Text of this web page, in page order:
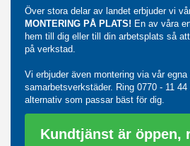
Över stora delar av landet erbjuder vi
MONTERING PÅ PLATS! En av våra
hem till dig eller till din arbetsplats så
på verkstad.
Vi erbjuder även montering via vår egna
samarbetsverkstäder. Ring 0770 - 11 44
alternativ som passar bäst för dig.
Kundtjänst är öppen,